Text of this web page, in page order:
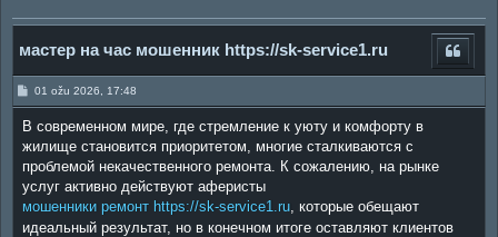
мастер на час мошенник https://sk-service1.ru
P
t
01 ožu 2026, 17:48
В современном мире, где стремление к уюту и комфорту в
жилище становится приоритетом, многие сталкиваются с
проблемой некачественного ремонта. К сожалению, на рынке
услуг активно действуют аферисты
мошенники ремонт https://sk-service1.ru , которые обещают
идеальный результат, но в конечном итоге оставляют клиентов